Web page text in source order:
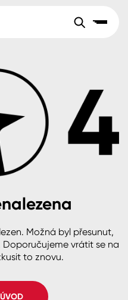
Sortiment
145 555Po – Pá: 8:00–15:00
Polsko Worldwide
podklady
Možná byl přesunut,
vrátit se na
to znovu.